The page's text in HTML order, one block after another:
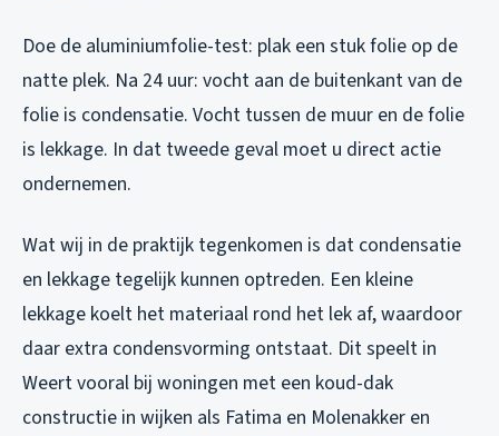
Doe de aluminiumfolie-test: plak een stuk folie op de
natte plek. Na 24 uur: vocht aan de buitenkant van de
folie is condensatie. Vocht tussen de muur en de folie
is lekkage. In dat tweede geval moet u direct actie
ondernemen.
Wat wij in de praktijk tegenkomen is dat condensatie
en lekkage tegelijk kunnen optreden. Een kleine
lekkage koelt het materiaal rond het lek af, waardoor
daar extra condensvorming ontstaat. Dit speelt in
Weert vooral bij woningen met een koud-dak
constructie in wijken als Fatima en Molenakker en